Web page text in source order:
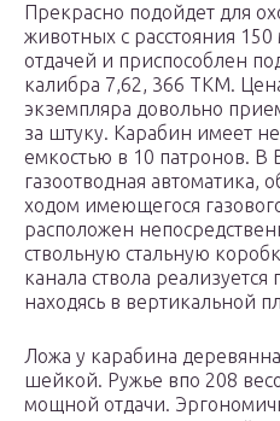
Прекрасно подойдет для
животных с расстояния
отдачей и приспособлен
калибра 7,62, 366 ТКМ.
экземпляра довольно
за штуку. Карабин имеет
емкостью в 10 патронов. В
газоотводная автоматика,
ходом имеющегося
расположен
ствольную стальную
канала ствола реализуется
находясь в вертикальной
Ложа у карабина
шейкой. Ружье впо 208
мощной отдачи.